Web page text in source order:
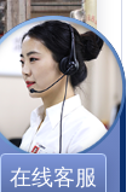
在线客服